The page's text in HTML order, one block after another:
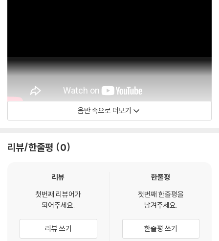
음반 속으로 더보기
리뷰/한줄평 0
리뷰
첫번째 리뷰어가
되어주세요.
리뷰 쓰기
한줄평
첫번째 한줄평을
남겨주세요.
한줄평 쓰기